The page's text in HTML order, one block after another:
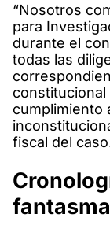
“Nosotros
para
durante el
todas las
constitucional
cumplimiento
fiscal del
fantasma